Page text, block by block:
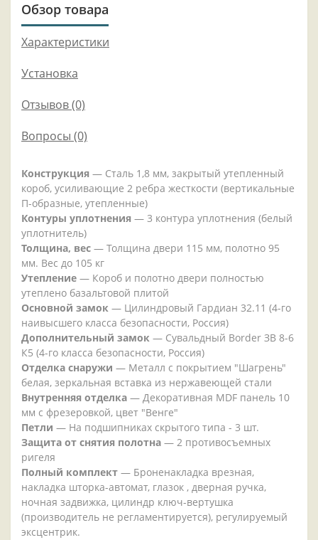
Обзор товара
Характеристики
Установка
Отзывов (0)
Вопросы (0)
Конструкция — Сталь 1,8 мм, закрытый утепленный
короб, усиливающие 2 ребра жесткости (вертикальные
П-образные, утепленные)
Контуры уплотнения — 3 контура уплотнения (белый
уплотнитель)
Толщина, вес — Толщина двери 115 мм, полотно 95
мм. Вес до 105 кг
Утепление — Короб и полотно двери полностью
утеплено базальтовой плитой
Основной замок — Цилиндровый Гардиан 32.11 (4-го
наивысшего класса безопасности, Россия)
Дополнительный замок — Сувальдный Border ЗВ 8-6
К5 (4-го класса безопасности, Россия)
Отделка снаружи — Металл с покрытием "Шагрень"
белая, зеркальная вставка из нержавеющей стали
Внутренняя отделка — Декоративная MDF панель 10
мм с фрезеровкой, цвет "Венге"
Петли — На подшипниках скрытого типа - 3 шт.
Защита от снятия полотна — 2 противосъемных
ригеля
Полный комплект — Броненакладка врезная,
накладка шторка-автомат, глазок , дверная ручка,
ночная задвижка, цилиндр ключ-вертушка
(производитель не регламентируется), регулируемый
эксцентрик.